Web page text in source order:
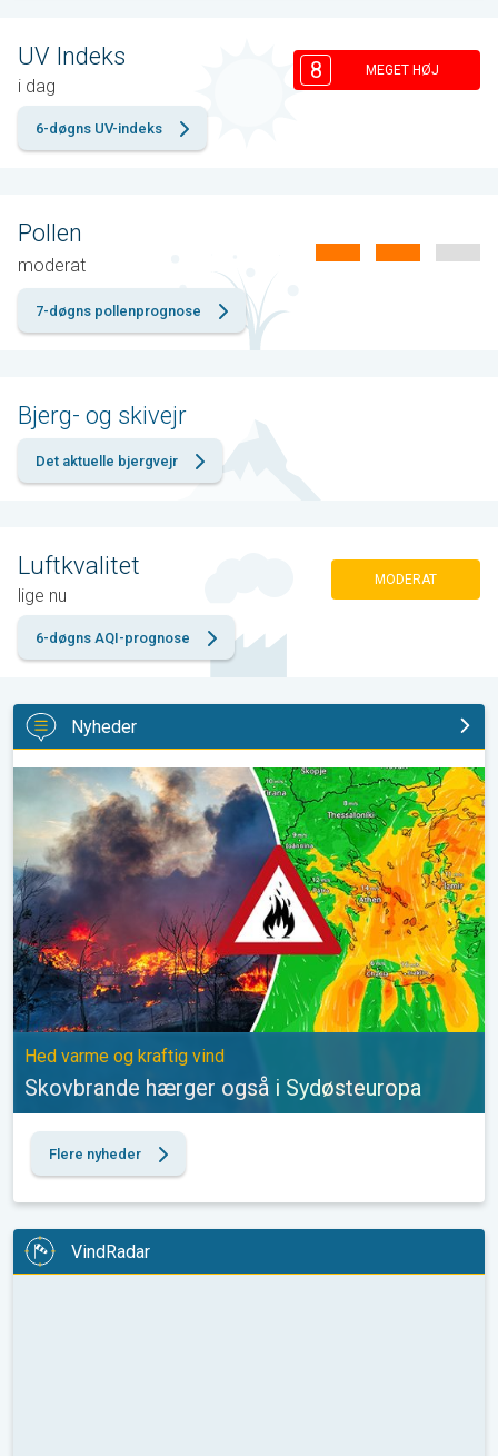
UV Indeks
i dag
8 MEGET HØJ
6-døgns UV-indeks
Pollen
moderat
7-døgns pollenprognose
Bjerg- og skivejr
Det aktuelle bjergvejr
Luftkvalitet
lige nu
MODERAT
6-døgns AQI-prognose
Nyheder
Skovbrande hærger også i Sydøsteuropa. Hed varme og
Hed varme og kraftig vind
Skovbrande hærger også i Sydøsteuropa
Flere nyheder
VindRadar